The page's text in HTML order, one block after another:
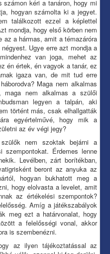
kéri a tanáron, hogy mi
hogyan számolta ki a jegyet.
találkozott ezzel a képlettel
mondja, hogy első körben nem
az a hármas, amit a témazáróra
Ugye erre azt mondja a
van joga, mehet az
én értek, én vagyok a tanár, ez
igaza van, de mit tud erre
Maga nem alkalmas
maga nem alkalmas a szülői
legyen a talpán, aki
történt más, csak elhallgatták
egyértelművé, hogy mik a
az év végi jegy?
nem szoktak bejárni a
szempontokat. Érdemes lenne
Levélben, zárt borítékban,
beront az anyuka az
hogyan bukhatott meg a
hogy elolvasta a levelet, amit
az értékelési szempontok?
Amíg a játékszabályok
meg ezt a határvonalat, hogy
a felelősségi vonal, akkor
is szembenézni.
az ilyen tájékoztatással az